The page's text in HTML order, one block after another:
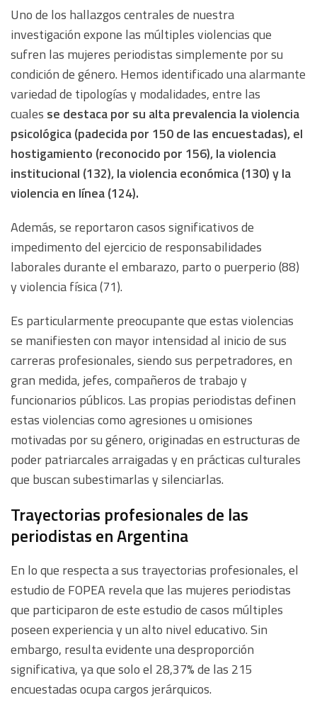
Uno de los hallazgos centrales de nuestra
investigación expone las múltiples violencias que
sufren las mujeres periodistas simplemente por su
condición de género. Hemos identificado una alarmante
variedad de tipologías y modalidades, entre las
cuales se destaca por su alta prevalencia la violencia
psicológica (padecida por 150 de las encuestadas), el
hostigamiento (reconocido por 156), la violencia
institucional (132), la violencia económica (130) y la
violencia en línea (124).
Además, se reportaron casos significativos de
impedimento del ejercicio de responsabilidades
laborales durante el embarazo, parto o puerperio (88)
y violencia física (71).
Es particularmente preocupante que estas violencias
se manifiesten con mayor intensidad al inicio de sus
carreras profesionales, siendo sus perpetradores, en
gran medida, jefes, compañeros de trabajo y
funcionarios públicos. Las propias periodistas definen
estas violencias como agresiones u omisiones
motivadas por su género, originadas en estructuras de
poder patriarcales arraigadas y en prácticas culturales
que buscan subestimarlas y silenciarlas.
Trayectorias profesionales de las
periodistas en Argentina
En lo que respecta a sus trayectorias profesionales, el
estudio de FOPEA revela que las mujeres periodistas
que participaron de este estudio de casos múltiples
poseen experiencia y un alto nivel educativo. Sin
embargo, resulta evidente una desproporción
significativa, ya que solo el 28,37% de las 215
encuestadas ocupa cargos jerárquicos.